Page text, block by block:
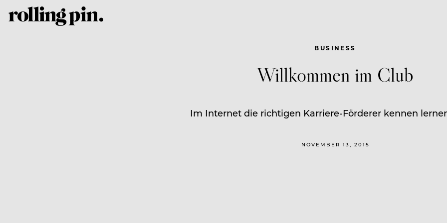
BUSINESS
Willkommen im Club
Im Internet die richtigen Karriere-Förderer kennen
NOVEMBER 13, 2015